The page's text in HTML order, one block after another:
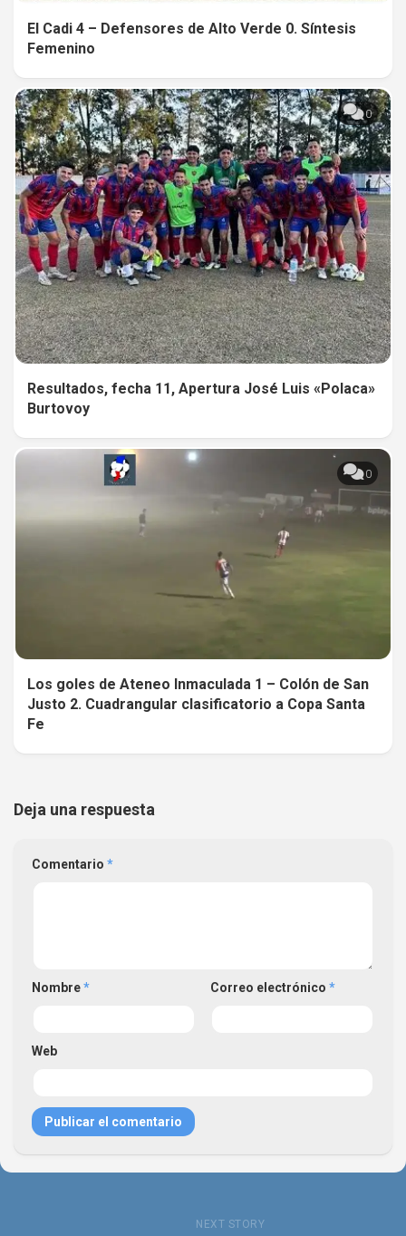
El Cadi 4 – Defensores de Alto Verde 0. Síntesis
Femenino
0
Resultados, fecha 11, Apertura José Luis «Polaca»
Burtovoy
0
Los goles de Ateneo Inmaculada 1 – Colón de San
Justo 2. Cuadrangular clasificatorio a Copa Santa
Fe
Deja una respuesta
Comentario *
Nombre* Correo electrónico *
Web
NEXT STORY